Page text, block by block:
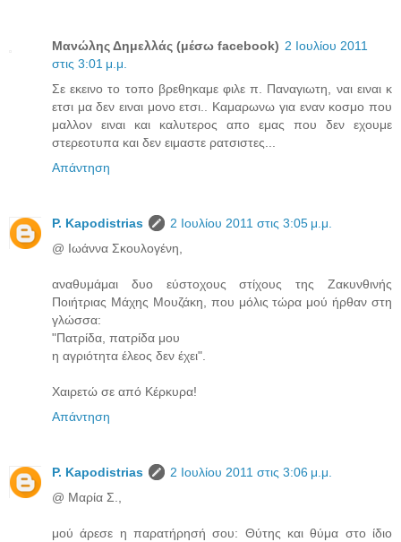
Μανώλης Δημελλάς (μέσω facebook) 2 Ιουλίου 2011
στις 3:01 μ.μ.
Σε εκεινο το τοπο βρεθηκαμε φιλε π. Παναγιωτη, ναι ειναι κ
ετσι μα δεν ειναι μονο ετσι.. Καμαρωνω για εναν κοσμο που
μαλλον ειναι και καλυτερος απο εμας που δεν εχουμε
στερεοτυπα και δεν ειμαστε ρατσιστες...
Απάντηση
P. Kapodistrias
2 Ιουλίου 2011 στις 3:05 μ.μ.
@ Ιωάννα Σκουλογένη,
αναθυμάμαι δυο εύστοχους στίχους της Ζακυνθινής
Ποιήτριας Μάχης Μουζάκη, που μόλις τώρα μού ήρθαν στη
γλώσσα:
"Πατρίδα, πατρίδα μου
η αγριότητα έλεος δεν έχει".
Χαιρετώ σε από Κέρκυρα!
Απάντηση
P. Kapodistrias
2 Ιουλίου 2011 στις 3:06 μ.μ.
@ Μαρία Σ.,
μού άρεσε η παρατήρησή σου: Θύτης και θύμα στο ίδιο